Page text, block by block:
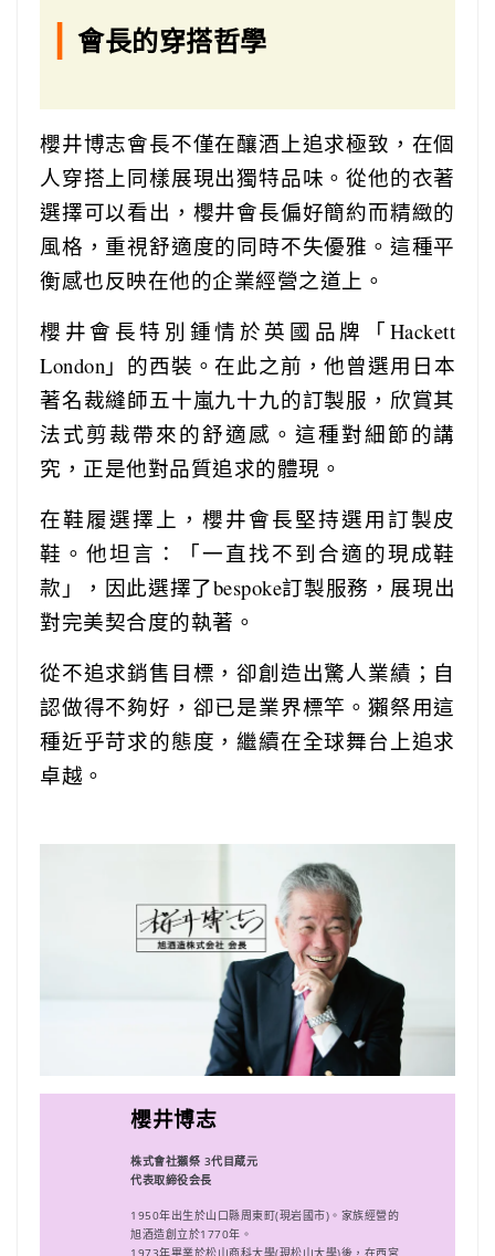
| 會長的穿搭哲學
櫻井博志會長不僅在釀酒上追求極致，在個
人穿搭上同樣展現出獨特品味。從他的衣著
選擇可以看出，櫻井會長偏好簡約而精緻的
風格，重視舒適度的同時不失優雅。這種平
衡感也反映在他的企業經營之道上。
櫻井會長特別鍾情於英國品牌「Hackett
London」的西裝。在此之前，他曾選用日本
著名裁縫師五十嵐九十九的訂製服，欣賞其
法式剪裁帶來的舒適感。這種對細節的講
究，正是他對品質追求的體現。
在鞋履選擇上，櫻井會長堅持選用訂製皮
鞋。他坦言：「一直找不到合適的現成鞋
款」，因此選擇了bespoke訂製服務，展現出
對完美契合度的執著。
從不追求銷售目標，卻創造出驚人業績；自
認做得不夠好，卻已是業界標竿。獺祭用這
種近乎苛求的態度，繼續在全球舞台上追求
卓越。
櫻井博志
株式會社獺祭 3代目蔵元
代表取締役会長
1950年出生於山口縣周東町(現岩國市)。家族經營的
旭酒造創立於1770年。
1973年畢業於松山商科大學(現松山大學)後，在西宮